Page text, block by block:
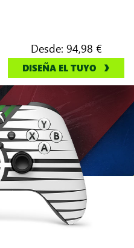
Desde: 94,98 €
DISEÑA EL TUYO